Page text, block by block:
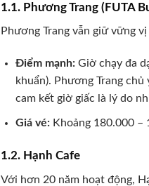
1.1. Phương Trang (FUTA
Phương Trang vẫn giữ vững
Điểm mạnh:Giờ chạy đa
khuẩn). Phương Trang
cam kết giờ giấc là lý do
Giá vé:Khoảng 180.000 –
1.2. Hạnh Cafe
Với hơn 20 năm hoạt động,